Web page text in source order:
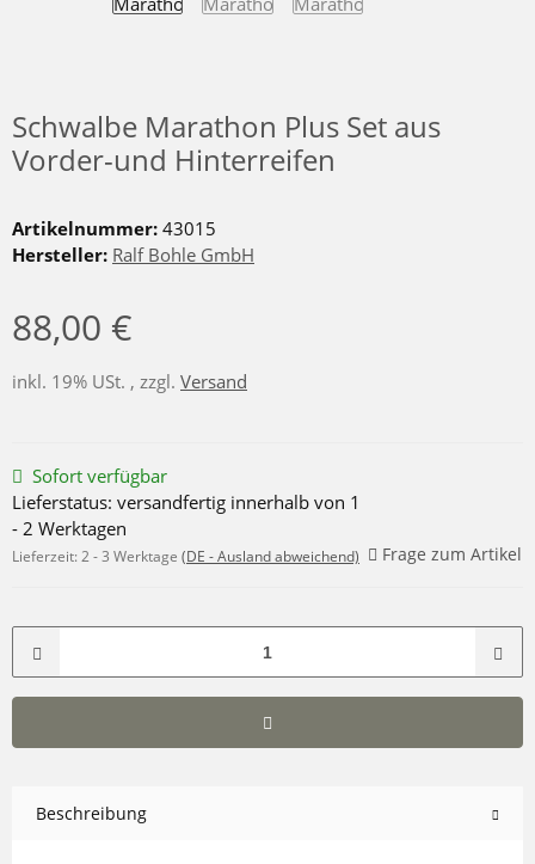
Schwalbe Marathon Plus Set aus
Vorder-und Hinterreifen
Artikelnummer: 43015
Hersteller: Ralf Bohle GmbH
88,00 €
inkl. 19% USt. , zzgl. Versand
Sofort verfügbar
Lieferstatus: versandfertig innerhalb von 1
- 2 Werktagen
Lieferzeit: 2 - 3 Werktage (DE - Ausland abweichend) Frage zum Artikel
Beschreibung